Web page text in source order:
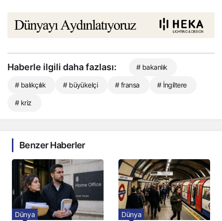
Haberle ilgili daha fazlası: # bakanlık
# balıkçılık # büyükelçi # fransa # İngiltere
# kriz
Benzer Haberler
Dünya Dünya